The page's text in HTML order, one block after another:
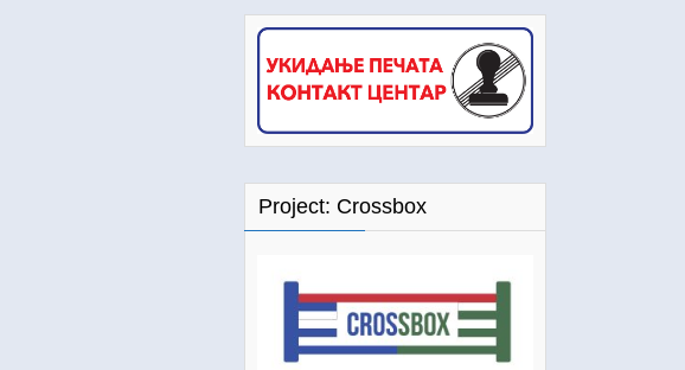
Project: Crossbox